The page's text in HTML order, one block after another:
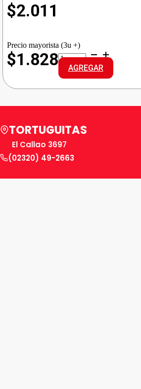
$2.011
Precio mayorista (3u +)
$1.828NOSOTRAS
TOALLA
U/INV
RAPISEC
cantidad
AGREGAR
TORTUGUITAS
El Callao 3697
(02320) 49-2663